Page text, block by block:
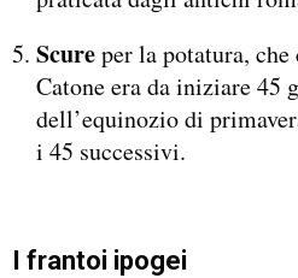
Scureper la potatura,
Catone era da iniziare 45
dell’equinozio di
i 45 successivi.
I frantoi ipogei